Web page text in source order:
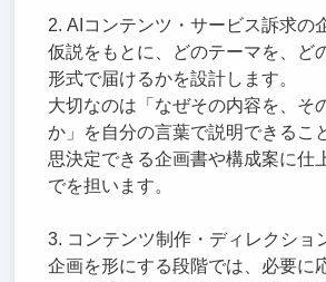
2. AIコンテンツ・サービス訴求の
仮説をもとに、どのテーマを、ど
形式で届けるかを設計します。
大切なのは「なぜその内容を、そ
か」を自分の言葉で説明できるこ
思決定できる企画書や構成案に仕
でを担います。
3. コンテンツ制作・ディレクショ
企画を形にする段階では、必要に